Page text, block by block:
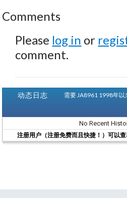
Comments
Please log in or
comment.
动态日志 需要 JA8961 1998年
No Recent
注册用户（注册免费而且快捷！）可以